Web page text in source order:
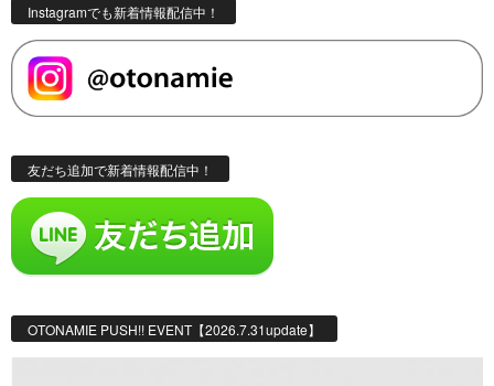
Instagramでも新着情報配信中！
友だち追加で新着情報配信中！
OTONAMIE PUSH!! EVENT【2026.7.31update】